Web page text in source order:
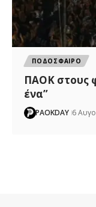
ΠΟΔΟΣΦΑΙΡΟ
ΠΑΟΚ στους
ένα”
PAOKDAY 6